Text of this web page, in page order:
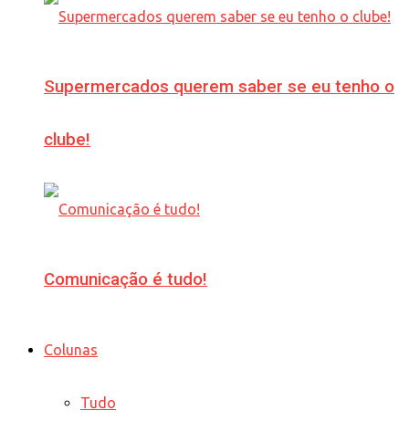
Supermercados querem saber se eu tenho o
clube!
Comunicação é tudo!
Colunas
Tudo